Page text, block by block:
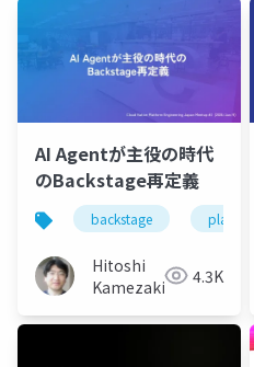
AI Agentが主役の時代
のBackstage再定義
backstage
Hitoshi
Kamezaki
4.3K